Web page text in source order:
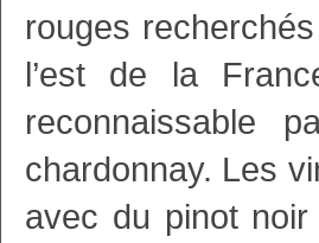
rouges
l’est de la
reconnaissable
chardonnay. Les
avec du pinot